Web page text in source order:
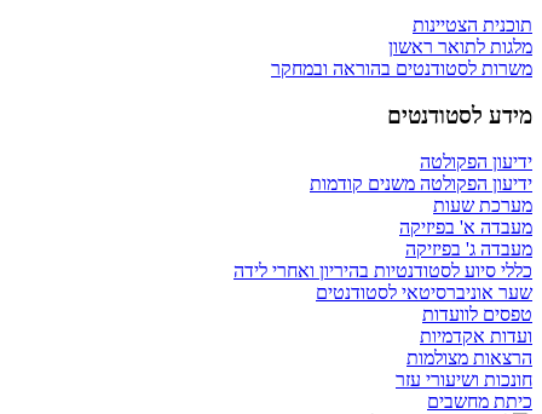
תוכנית הצטיינות
מלגות לתואר ראשון
משרות לסטודנטים בהוראה ובמחקר
מידע לסטודנטים
ידיעון הפקולטה
ידיעון הפקולטה משנים קודמות
מערכת שעות
מעבדה א' בפיזיקה
מעבדה ג' בפיזיקה
כללי סיוע לסטודנטיות בהיריון ואחרי לידה
שער אוניברסיטאי לסטודנטים
טפסים לוועדות
ועדות אקדמיות
הרצאות מצולמות
חונכות ושיעורי עזר
כיתת מחשבים